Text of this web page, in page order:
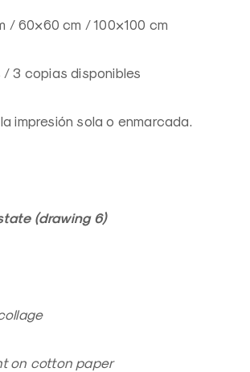
/ 60×60 cm / 100×100 cm
3 copias disponibles
impresión sola o enmarcada.
(drawing 6)
on cotton paper